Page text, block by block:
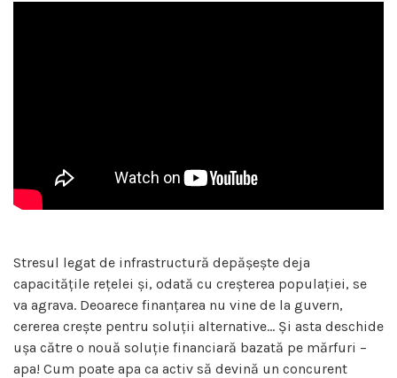
Stresul legat de infrastructură depășește deja
capacitățile rețelei și, odată cu creșterea populației, se
va agrava. Deoarece finanțarea nu vine de la guvern,
cererea crește pentru soluții alternative… Și asta deschide
ușa către o nouă soluție financiară bazată pe mărfuri –
apa! Cum poate apa ca activ să devină un concurent